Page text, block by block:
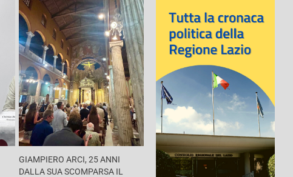
GIAMPIERO ARCI, 25 ANNI
DALLA SUA SCOMPARSA IL